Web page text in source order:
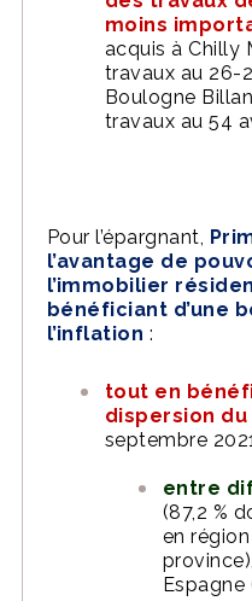
moins
acquis à Chilly
travaux au 26-
Boulogne
travaux au 54
Pour l’épargnant,
l’avantage de
l’immobilier
bénéficiant d’une
l’inflation :
tout en
dispersion du
septembre
entre
(87,2 %
en
Espagne